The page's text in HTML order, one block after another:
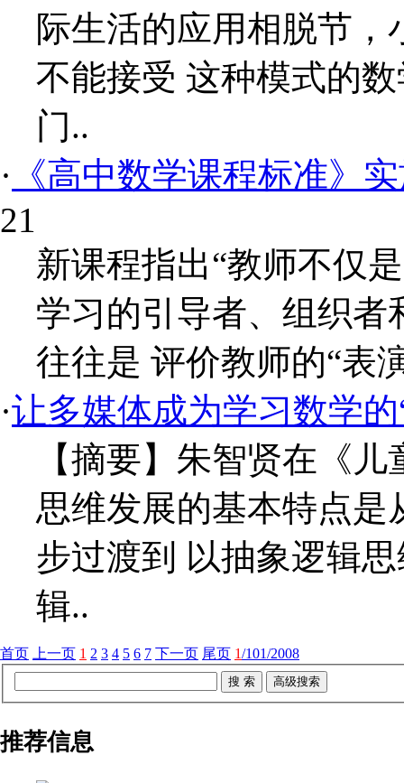
际生活的应用相脱节
不能接受 这种模式的
门..
· 《高中数学课程标准》
21
新课程指出“教师不仅
学习的引导者、组织者
往往是 评价教师的“表
·让多媒体成为学习数学的
【摘要】朱智贤在《
思维发展的基本特点是
步过渡到 以抽象逻辑
辑..
首页 上一页 1 2 3 4 5 6 7 下一页 尾页 1/101/2008
推荐信息